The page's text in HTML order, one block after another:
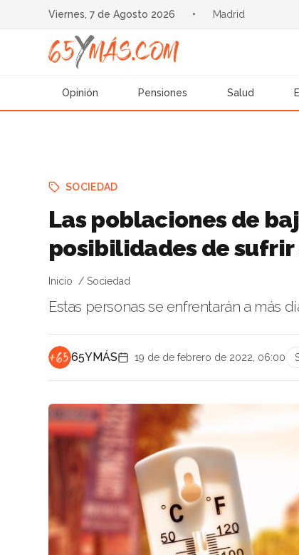
Viernes, 7 de Agosto 2026 • Madrid
Opinión Pensiones Salud
SOCIEDAD
Las poblaciones de
posibilidades de sufrir
Inicio Sociedad
Estas personas se enfrentarán a más
65YMÁS 19 de de febrero de 2022, 06:00